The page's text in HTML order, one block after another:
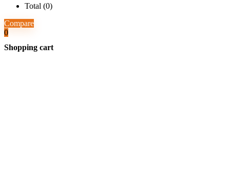
Total (0)
Compare
0
Shopping cart